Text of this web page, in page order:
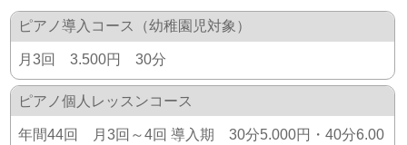
ピアノ導入コース（幼稚園児対象）
月3回 3.500円 30分
ピアノ個人レッスンコース
年間44回 月3回～4回 導入期 30分5.000円・40分6.00